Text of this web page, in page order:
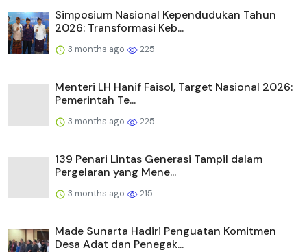
Simposium Nasional Kependudukan Tahun
2026: Transformasi Keb...
3 months ago 225
Menteri LH Hanif Faisol, Target Nasional 2026:
Pemerintah Te...
3 months ago 225
139 Penari Lintas Generasi Tampil dalam
Pergelaran yang Mene...
3 months ago 215
Made Sunarta Hadiri Penguatan Komitmen
Desa Adat dan Penegak...